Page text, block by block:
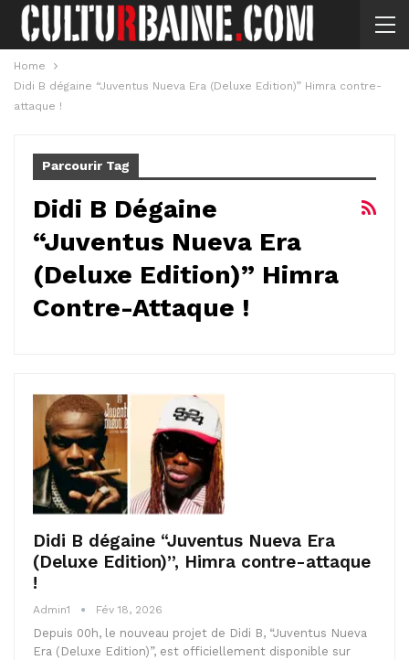
Home
Didi B dégaine “Juventus Nueva Era (Deluxe Edition)” Himra contre-
attaque !
Parcourir Tag
Didi B Dégaine
“Juventus Nueva Era
(Deluxe Edition)” Himra
Contre-Attaque !
Didi B dégaine “Juventus Nueva Era
(Deluxe Edition)”, Himra contre-attaque
!
Admin1 Fév 18, 2026
Depuis 00h, le nouveau projet de Didi B, “Juventus Nueva
Era (Deluxe Edition)”, est officiellement disponible sur